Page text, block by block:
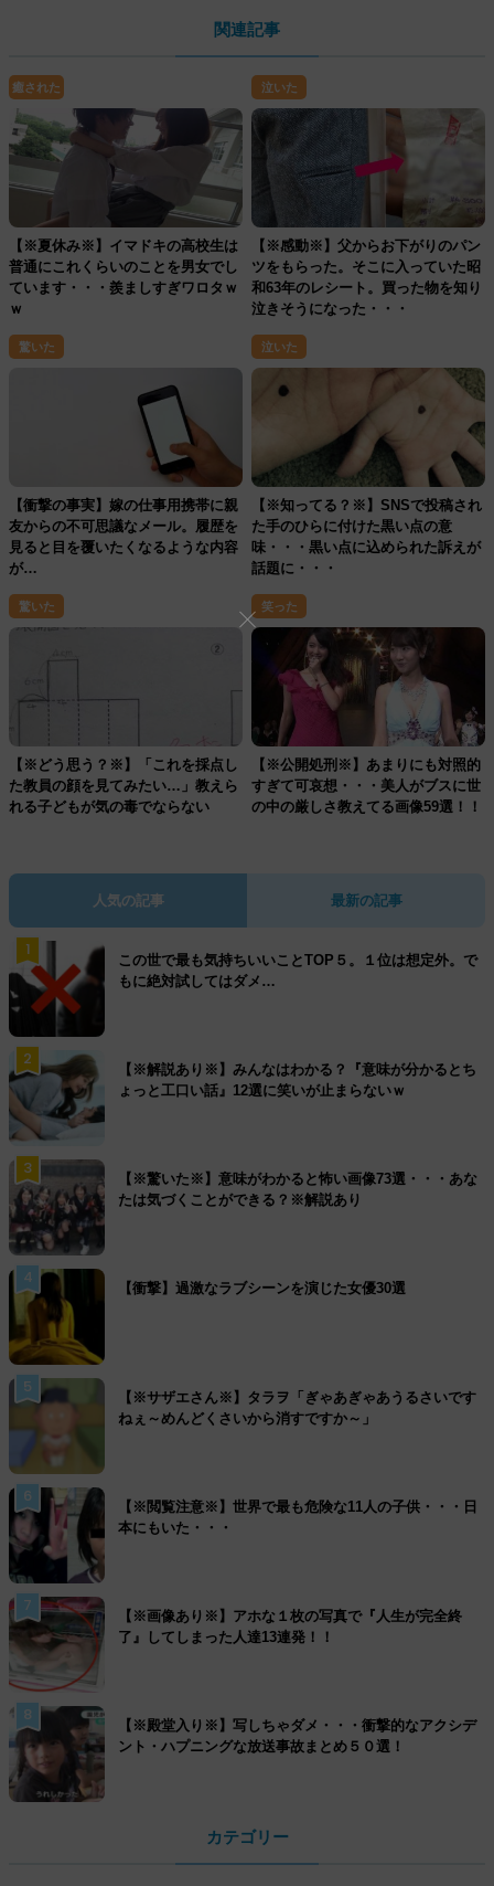
関連記事
癒された
【※夏休み※】イマドキの高校生は
普通にこれくらいのことを男女でし
ています・・・羨ましすぎワロタｗ
ｗ
泣いた
【※感動※】父からお下がりのパン
ツをもらった。そこに入っていた昭
和63年のレシート。買った物を知り
泣きそうになった・・・
驚いた
【衝撃の事実】嫁の仕事用携帯に親
友からの不可思議なメール。履歴を
見ると目を覆いたくなるような内容
が…
泣いた
【※知ってる？※】SNSで投稿され
た手のひらに付けた黒い点の意
味・・・黒い点に込められた訴えが
話題に・・・
驚いた
【※どう思う？※】「これを採点し
た教員の顔を見てみたい…」教えら
れる子どもが気の毒でならない
笑った
【※公開処刑※】あまりにも対照的
すぎて可哀想・・・美人がブスに世
の中の厳しさ教えてる画像59選！！
人気の記事 最新の記事
1
この世で最も気持ちいいことTOP５。１位は想定外。で
もに絶対試してはダメ…
2
【※解説あり※】みんなはわかる？『意味が分かるとち
ょっと工口い話』12選に笑いが止まらないｗ
3
【※驚いた※】意味がわかると怖い画像73選・・・あな
たは気づくことができる？※解説あり
4
【衝撃】過激なラブシーンを演じた女優30選
5
【※サザエさん※】タラヲ「ぎゃあぎゃあうるさいです
ねぇ～めんどくさいから消すですか～」
6
【※閲覧注意※】世界で最も危険な11人の子供・・・日
本にもいた・・・
7
【※画像あり※】アホな１枚の写真で『人生が完全終
了』してしまった人達13連発！！
8
【※殿堂入り※】写しちゃダメ・・・衝撃的なアクシデ
ント・ハプニングな放送事故まとめ５０選！
カテゴリー